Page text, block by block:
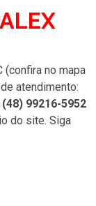
(confira no mapa
atendimento:
(48) 99216-5952
do site. Siga